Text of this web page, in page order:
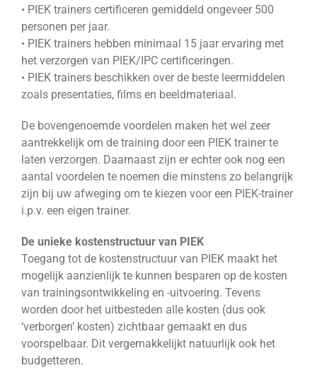
• PIEK trainers certificeren gemiddeld ongeveer 500
personen per jaar.
• PIEK trainers hebben minimaal 15 jaar ervaring met
het verzorgen van PIEK/IPC certificeringen.
• PIEK trainers beschikken over de beste leermiddelen
zoals presentaties, films en beeldmateriaal.
De bovengenoemde voordelen maken het wel zeer
aantrekkelijk om de training door een PIEK trainer te
laten verzorgen. Daarnaast zijn er echter ook nog een
aantal voordelen te noemen die minstens zo belangrijk
zijn bij uw afweging om te kiezen voor een PIEK-trainer
i.p.v. een eigen trainer.
De unieke kostenstructuur van PIEK
Toegang tot de kostenstructuur van PIEK maakt het
mogelijk aanzienlijk te kunnen besparen op de kosten
van trainingsontwikkeling en -uitvoering. Tevens
worden door het uitbesteden alle kosten (dus ook
‘verborgen’ kosten) zichtbaar gemaakt en dus
voorspelbaar. Dit vergemakkelijkt natuurlijk ook het
budgetteren.